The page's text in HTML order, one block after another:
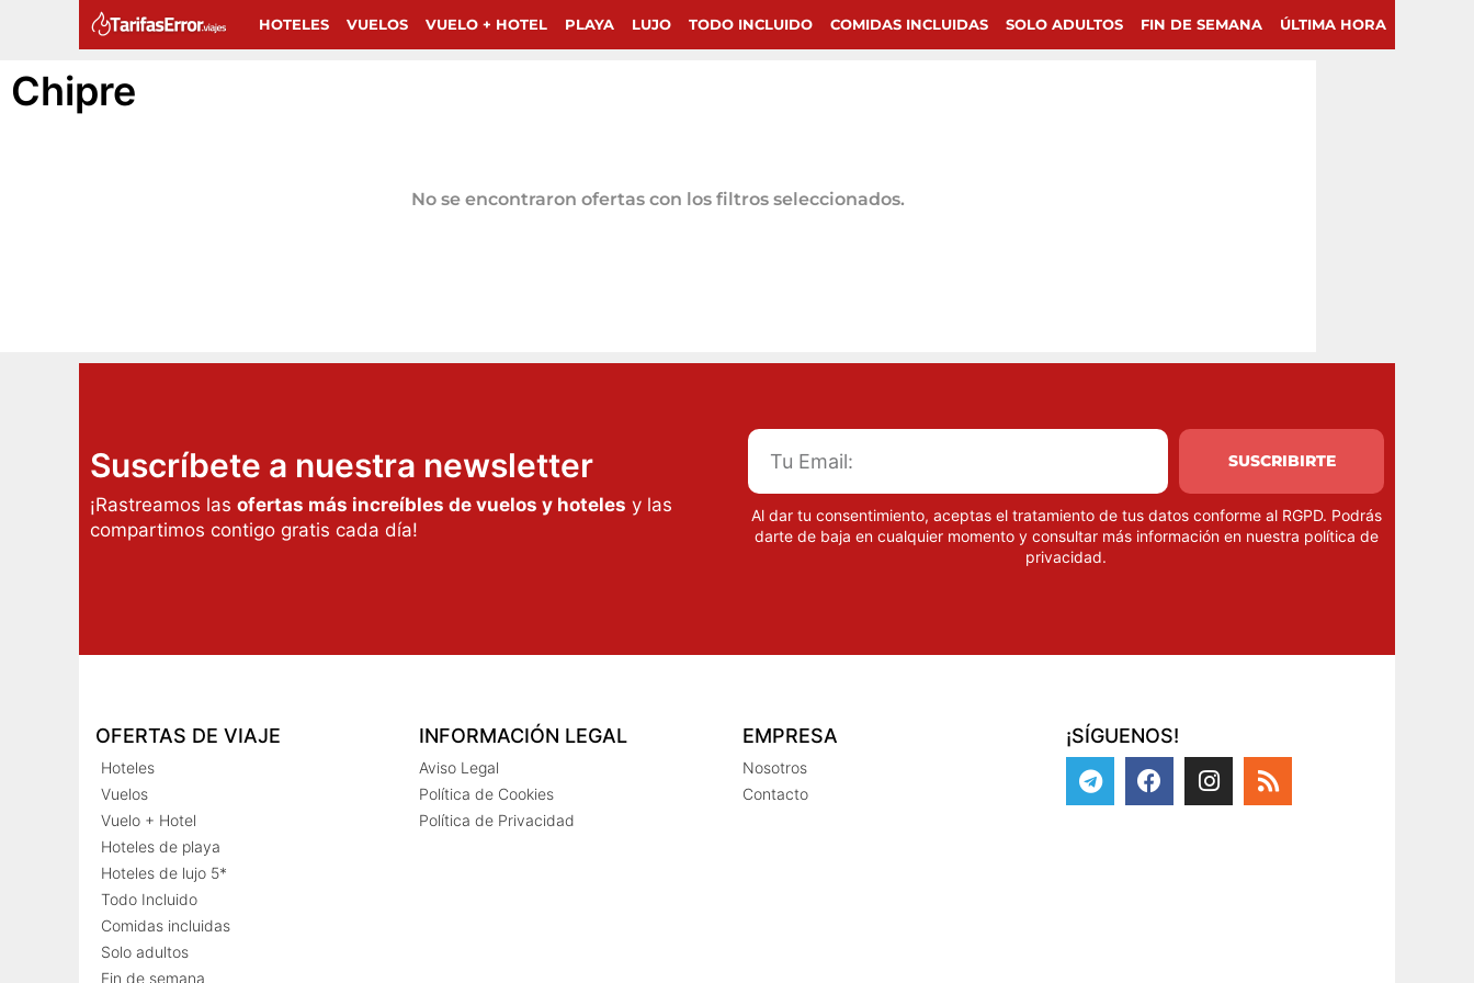
HOTELES VUELOS VUELO + HOTEL PLAYA LUJO TODO INCLUIDO COMIDAS INCLUIDAS SOLO ADULTOS FIN DE SEMANA ÚLTIMA HORA
Chipre
No se encontraron ofertas con los filtros seleccionados.
Suscríbete a nuestra newsletter
¡Rastreamos las ofertas más increíbles de vuelos y hoteles y las
compartimos contigo gratis cada día!
SUSCRIBIRTE
Al dar tu consentimiento, aceptas el tratamiento de tus datos conforme al RGPD. Podrás
darte de baja en cualquier momento y consultar más información en nuestra política de
privacidad.
OFERTAS DE VIAJE
Hoteles
Vuelos
Vuelo + Hotel
Hoteles de playa
Hoteles de lujo 5*
Todo Incluido
Comidas incluidas
Solo adultos
Fin de semana
INFORMACIÓN LEGAL
Aviso Legal
Política de Cookies
Política de Privacidad
EMPRESA
Nosotros
Contacto
¡SÍGUENOS!